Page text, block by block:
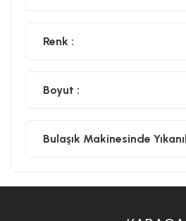
Renk :
Boyut :
Bulaşık Makinesinde